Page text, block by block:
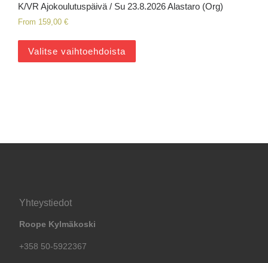
K/VR Ajokoulutuspäivä / Su 23.8.2026 Alastaro (Org)
From 159,00 €
Valitse vaihtoehdoista
Yhteystiedot
Roope Kylmäkoski
+358 50-5922367